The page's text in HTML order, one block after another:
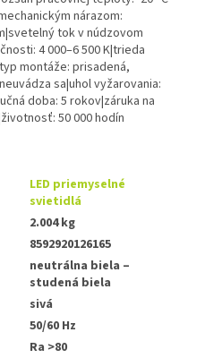
nárazom:
tok v núdzovom
4 000–6 500 K|trieda
montáže: prisadená,
sa|uhol vyžarovania:
doba: 5 rokov|záruka na
50 000 hodín
LED priemyselné
svietidlá
2.004 kg
8592920126165
neutrálna biela –
studená biela
sivá
50/60 Hz
Ra >80